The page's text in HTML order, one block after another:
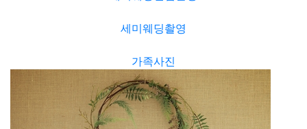
세미웨딩촬영
가족사진